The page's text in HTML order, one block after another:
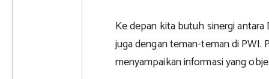
Ke depan kita butuh sinergi
juga dengan teman-teman di PWI.
menyampaikan informasi yang